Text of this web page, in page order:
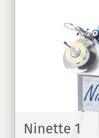
Ninette 1